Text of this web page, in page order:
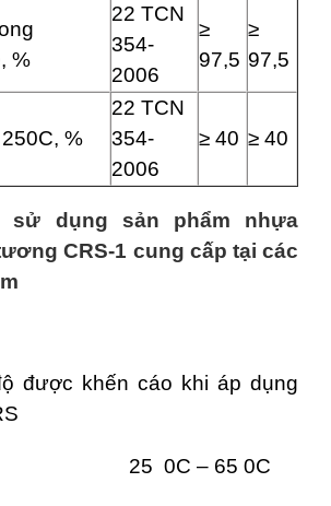
%
22 TCN
354-
2006
≥
97,5
≥
97,5
%
22 TCN
354-
2006
≥ 40 ≥ 40
sử dụng sản phẩm nhựa
CRS-1 cung cấp tại các
được khến cáo khi áp dụng
25 0C – 65 0C